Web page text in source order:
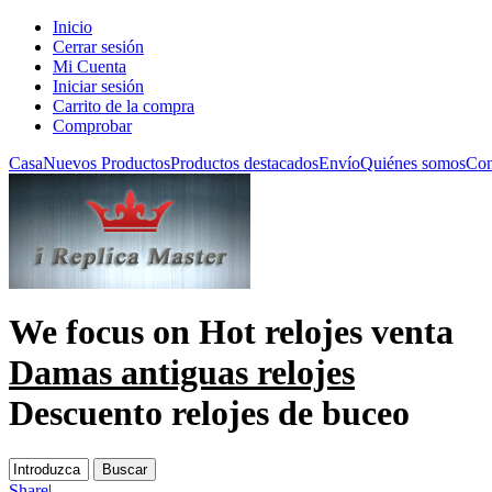
Inicio
Cerrar sesión
Mi Cuenta
Iniciar sesión
Carrito de la compra
Comprobar
CasaNuevos ProductosProductos destacadosEnvíoQuiénes somos
We focus on Hot relojes venta
Damas antiguas relojes
Descuento relojes de buceo